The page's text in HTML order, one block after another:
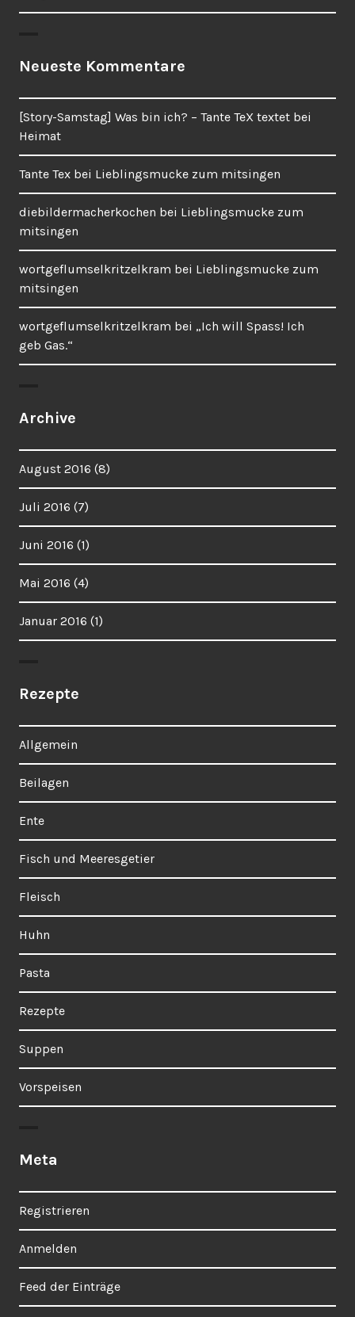
Neueste Kommentare
[Story-Samstag] Was bin ich? – Tante TeX textet bei
Heimat
Tante Tex bei Lieblingsmucke zum mitsingen
diebildermacherkochen bei Lieblingsmucke zum
mitsingen
wortgeflumselkritzelkram bei Lieblingsmucke zum
mitsingen
wortgeflumselkritzelkram bei „Ich will Spass! Ich
geb Gas.“
Archive
August 2016 (8)
Juli 2016 (7)
Juni 2016 (1)
Mai 2016 (4)
Januar 2016 (1)
Rezepte
Allgemein
Beilagen
Ente
Fisch und Meeresgetier
Fleisch
Huhn
Pasta
Rezepte
Suppen
Vorspeisen
Meta
Registrieren
Anmelden
Feed der Einträge